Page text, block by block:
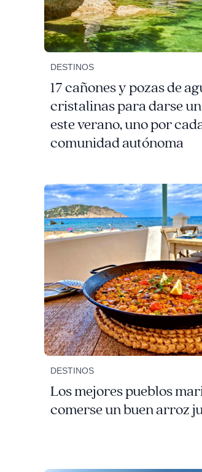
DESTINOS
17 cañones y pozas de
cristalinas para darse
este verano, uno por
comunidad autónoma
DESTINOS
Los mejores pueblos
comerse un buen arroz